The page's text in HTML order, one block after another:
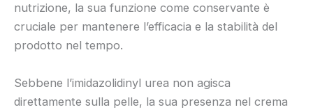
nutrizione, la sua funzione come conservante è
cruciale per mantenere l’efficacia e la stabilità del
prodotto nel tempo.
Sebbene l’imidazolidinyl urea non agisca
direttamente sulla pelle, la sua presenza nel crema